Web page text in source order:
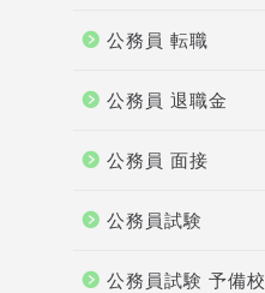
公務員 転職
公務員 退職金
公務員 面接
公務員試験
公務員試験 予備校